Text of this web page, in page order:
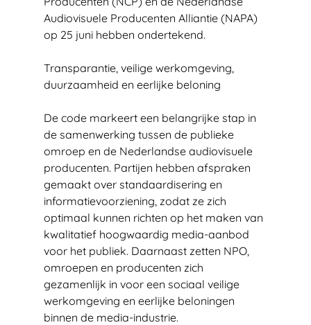
Audiovisuele Producenten Alliantie (NAPA)
op 25 juni hebben ondertekend.
Transparantie, veilige werkomgeving,
duurzaamheid en eerlijke beloning
De code markeert een belangrijke stap in
de samenwerking tussen de publieke
omroep en de Nederlandse audiovisuele
producenten. Partijen hebben afspraken
gemaakt over standaardisering en
informatievoorziening, zodat ze zich
optimaal kunnen richten op het maken van
kwalitatief hoogwaardig media-aanbod
voor het publiek. Daarnaast zetten NPO,
omroepen en producenten zich
gezamenlijk in voor een sociaal veilige
werkomgeving en eerlijke beloningen
binnen de media-industrie.